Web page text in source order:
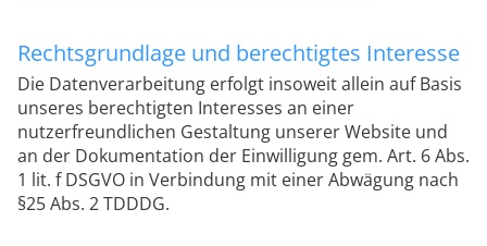
Rechtsgrundlage und berechtigtes Interesse
Die Datenverarbeitung erfolgt insoweit allein auf Basis
unseres berechtigten Interesses an einer
nutzerfreundlichen Gestaltung unserer Website und
an der Dokumentation der Einwilligung gem. Art. 6 Abs.
1 lit. f DSGVO in Verbindung mit einer Abwägung nach
§25 Abs. 2 TDDDG.